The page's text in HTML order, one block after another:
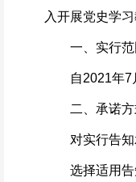
入开展党史学
一、实行范
自2021年7月
二、承诺方
对实行告知承
选择适用告知